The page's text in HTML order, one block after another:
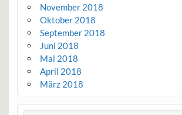
November 2018
Oktober 2018
September 2018
Juni 2018
Mai 2018
April 2018
März 2018